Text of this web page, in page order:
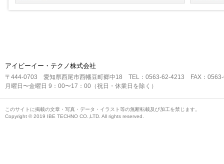
アイビーイー・テクノ株式会社
〒444-0703 愛知県西尾市西幡豆町郷中18 TEL：0563-62-4213 FAX：
月曜日〜金曜日 9：00〜17：00（祝日・休業日を除く）
このサイトに掲載の文章・写真・データ・イラスト等の無断転載及び加工を禁じます。
Copyright © 2019 IBE TECHNO CO.,LTD. All rights reserved.